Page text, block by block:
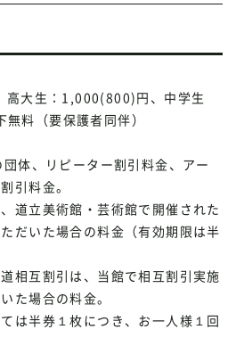
大生：1,000(800)円、中学生
料（要保護者同伴）
体、リピーター割引料金、アー
引料金。
道立美術館・芸術館で開催された
だいた場合の料金（有効期限は半
相互割引は、当館で相互割引実施
た場合の料金。
は半券１枚につき、お一人様１回